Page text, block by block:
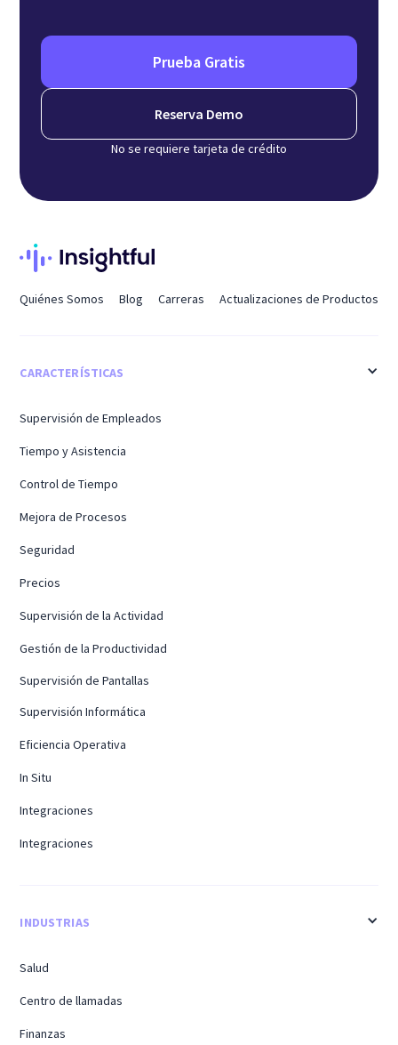
Prueba Gratis
Reserva Demo
No se requiere tarjeta de crédito
Quiénes Somos Blog Carreras Actualizaciones de Productos
CARACTERÍSTICAS
Supervisión de Empleados
Tiempo y Asistencia
Control de Tiempo
Mejora de Procesos
Seguridad
Precios
Supervisión de la Actividad
Gestión de la Productividad
Supervisión de Pantallas
Supervisión Informática
Eficiencia Operativa
In Situ
Integraciones
Integraciones
INDUSTRIAS
Salud
Centro de llamadas
Finanzas